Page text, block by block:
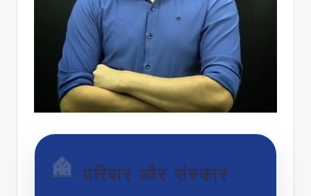
परिवार और संस्कार